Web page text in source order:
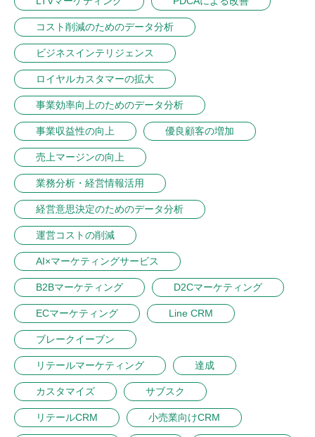
コスト削減のためのデータ分析
ビジネスインテリジェンス
ロイヤルカスタマーの拡大
事業効率向上のためのデータ分析
事業収益性の向上 優良顧客の増加
売上マージンの向上
業務分析・経営情報活用
経営意思決定のためのデータ分析
運営コストの削減
AI×マーケティングサービス
B2Bマーケティング D2Cマーケティング
ECマーケティング Line CRM
ブレークイーブン
リテールマーケティング 達成
カスタマイズ サブスク
リテールCRM 小売業向けCRM